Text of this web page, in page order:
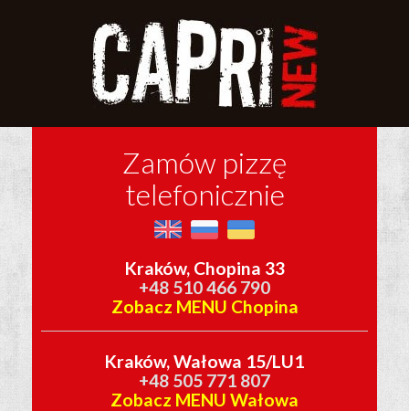
Zamów pizzę
telefonicznie
Kraków, Chopina 33
+48 510 466 790
Zobacz MENU Chopina
Kraków, Wałowa 15/LU1
+48 505 771 807
Zobacz MENU Wałowa